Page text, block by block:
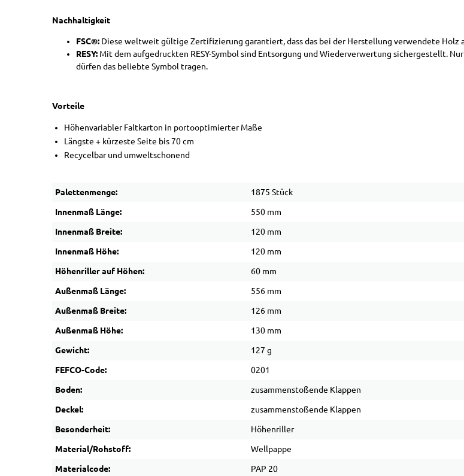
Nachhaltigkeit
FSC®: Diese weltweit gültige Zertifizierung garantiert, dass das bei der Herstellung verwendete
RESY: Mit dem aufgedruckten RESY-Symbol sind Entsorgung und Wiederverwertung sichergestellt.
dürfen das beliebte Symbol tragen.
Vorteile
Höhenvariabler Faltkarton in portooptimierter Maße
Längste + kürzeste Seite bis 70 cm
Recycelbar und umweltschonend
Palettenmenge: 1875 Stück
Innenmaß Länge: 550 mm
Innenmaß Breite: 120 mm
Innenmaß Höhe: 120 mm
Höhenriller auf Höhen: 60 mm
Außenmaß Länge: 556 mm
Außenmaß Breite: 126 mm
Außenmaß Höhe: 130 mm
Gewicht: 127 g
FEFCO-Code: 0201
Boden: zusammenstoßende Klappen
Deckel: zusammenstoßende Klappen
Besonderheit: Höhenriller
Material/Rohstoff: Wellpappe
Materialcode: PAP 20